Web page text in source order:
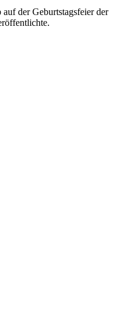
der Geburtstagsfeier der